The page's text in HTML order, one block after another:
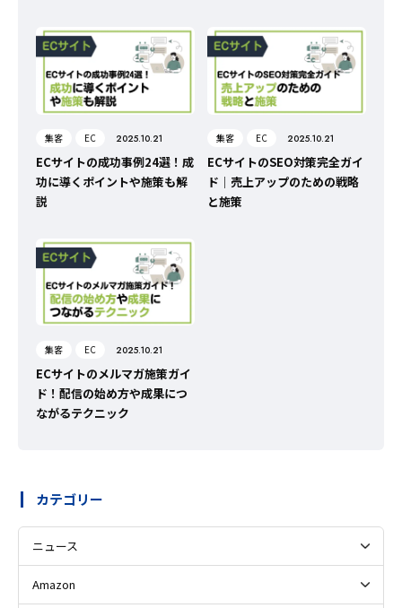
集客 EC 2025.10.21
ECサイトの成功事例24選！成
功に導くポイントや施策も解
説
集客 EC 2025.10.21
ECサイトのSEO対策完全ガイ
ド｜売上アップのための戦略
と施策
集客 EC 2025.10.21
ECサイトのメルマガ施策ガイ
ド！配信の始め方や成果につ
ながるテクニック
カテゴリー
ニュース
Amazon